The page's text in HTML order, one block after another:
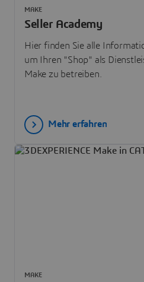
Seller Academy
Hier finden Sie alle
um Ihren "Shop" als
Make zu betreiben.
MAKE
Mehr erfahren
MAKE